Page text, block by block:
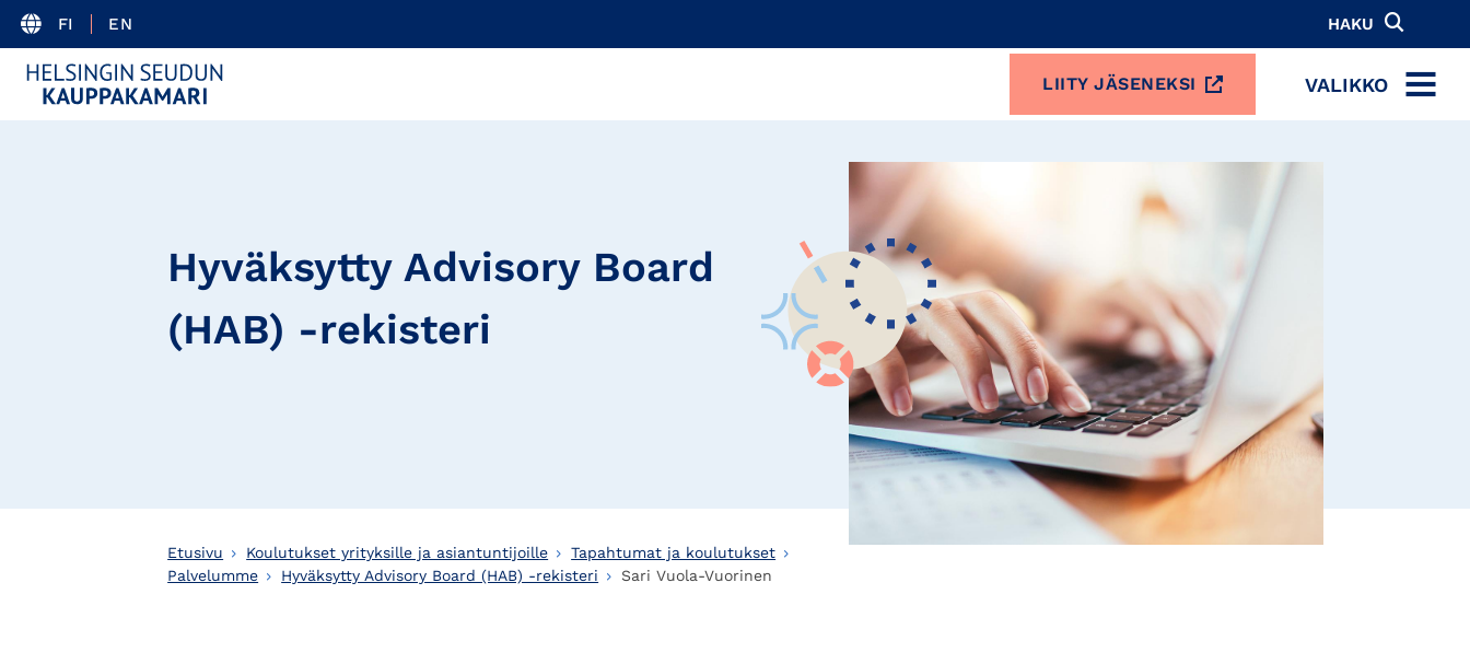
FI EN HAKU
LIITY JÄSENEKSI VALIKKO
MENU
Hyväksytty Advisory Board
(HAB) -rekisteri
Etusivu Koulutukset yrityksille ja asiantuntijoille
Tapahtumat ja koulutukset
Palvelumme
Hyväksytty Advisory Board (HAB) -rekisteri Sari Vuola-Vuorinen